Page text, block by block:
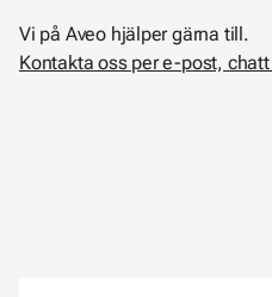
Vi på Aveo hjälper gärna till.
Kontakta oss per e-post,